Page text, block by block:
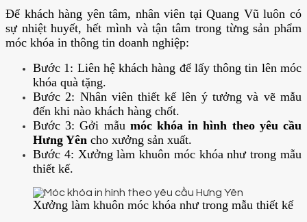
Để khách hàng yên tâm, nhân viên tại Quang Vũ luôn có
sự nhiệt huyết, hết mình và tận tâm trong từng sản phẩm
móc khóa in thông tin doanh nghiệp:
Bước 1: Liên hệ khách hàng để lấy thông tin lên móc
khóa quà tặng.
Bước 2: Nhân viên thiết kế lên ý tưởng và vẽ mẫu
đến khi nào khách hàng chốt.
Bước 3: Gởi mẫu móc khóa in hình theo yêu cầu
Hưng Yên cho xưởng sản xuất.
Bước 4: Xưởng làm khuôn móc khóa như trong mẫu
thiết kế.
Xưởng làm khuôn móc khóa như trong mẫu thiết kế